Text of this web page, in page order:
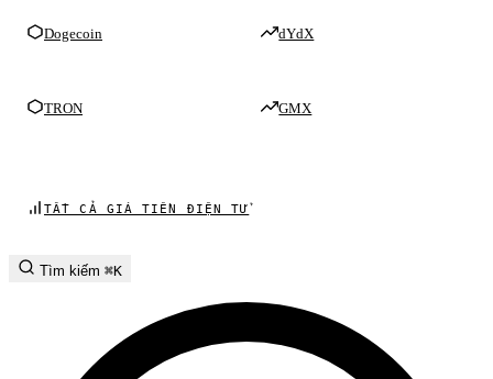
Dogecoin
TRON
dYdX
GMX
TẤT CẢ GIÁ TIỀN ĐIỆN TỬ
Tìm kiếm ⌘K